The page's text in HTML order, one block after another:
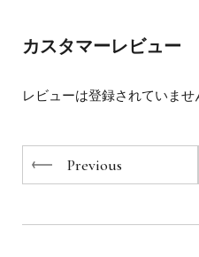
創業5年目で巨額の負債を背
れ、資金繰りに苦心する日々
駆使し、支援したクライアン
2002年エステティックサロン
品質インナービューティ製
ロ・ラボ）」ブランドを立
製品は現在国内15,000店舗
アスリートやモデル、女優
カスタマーレビュー
レビューは登録されていませ
Previous